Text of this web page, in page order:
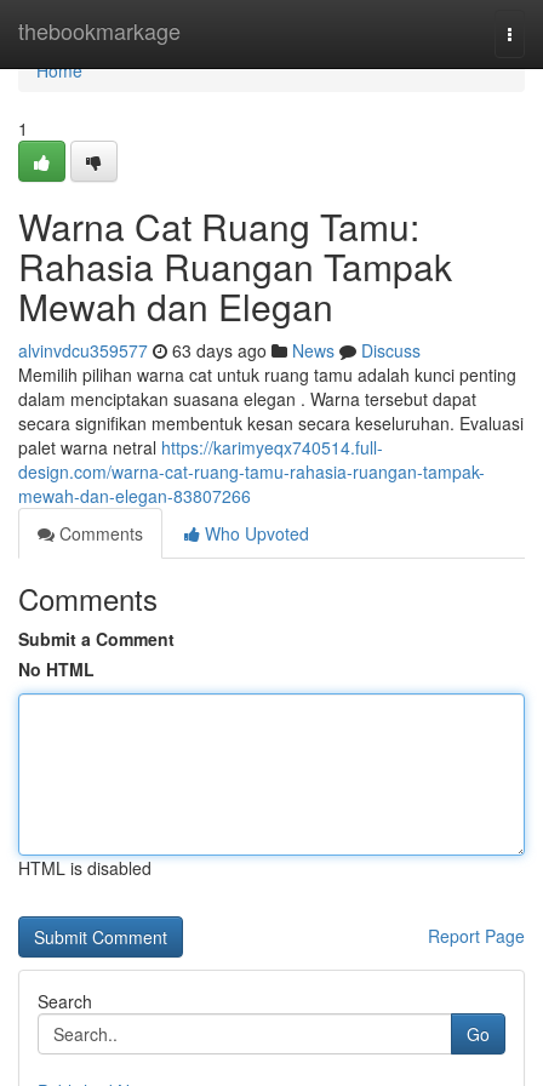
thebookmarkage
Home
Home
1
Warna Cat Ruang Tamu:
Rahasia Ruangan Tampak
Mewah dan Elegan
alvinvdcu359577 63 days ago News
Discuss
Memilih pilihan warna cat untuk ruang tamu adalah kunci penting
dalam menciptakan suasana elegan . Warna tersebut dapat
secara signifikan membentuk kesan secara keseluruhan. Evaluasi
palet warna netral https://karimyeqx740514.full-
design.com/warna-cat-ruang-tamu-rahasia-ruangan-tampak-
mewah-dan-elegan-83807266
Comments
Who Upvoted
Comments
Submit a Comment
No HTML
HTML is disabled
Report Page
Search
Go